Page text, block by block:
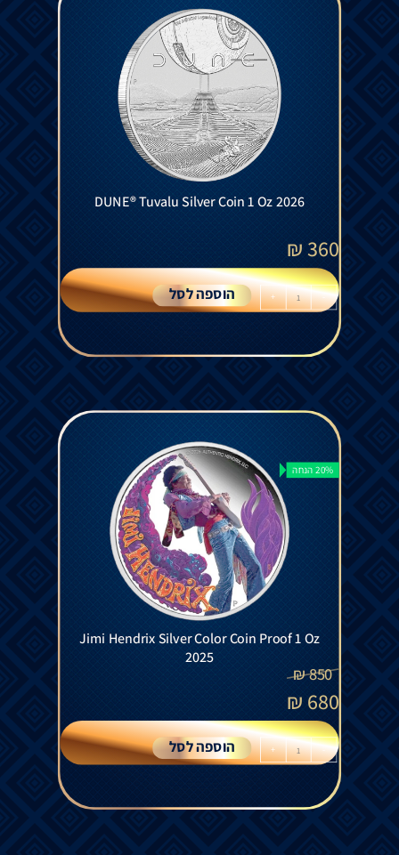
DUNE® Tuvalu Silver Coin 1 Oz 2026
360
₪
-
+ הוספה לסל
20% הנחה
Jimi Hendrix Silver Color Coin Proof 1 Oz
2025
850
₪
680
₪
-
+ הוספה לסל